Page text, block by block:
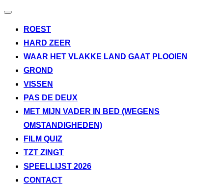
Toggle
ROEST
HARD ZEER
WAAR HET VLAKKE LAND GAAT PLOOIEN
GROND
VISSEN
PAS DE DEUX
MET MIJN VADER IN BED (WEGENS
OMSTANDIGHEDEN)
FILM QUIZ
TZT ZINGT
SPEELLIJST 2026
CONTACT